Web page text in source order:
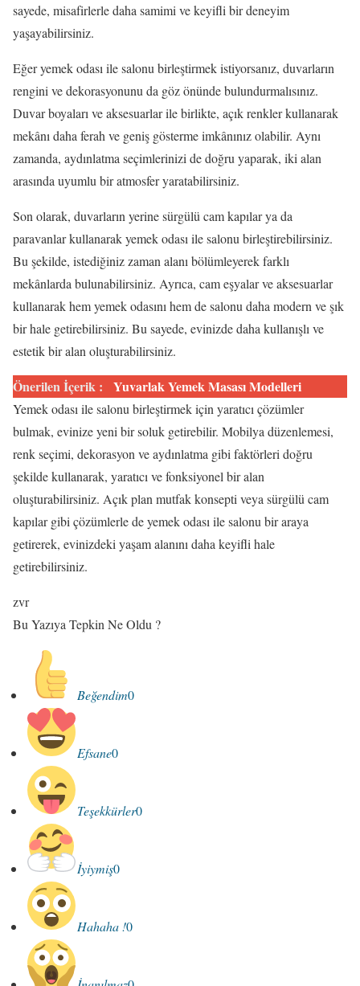
sayede, misafirlerle daha samimi ve keyifli bir deneyim
yaşayabilirsiniz.
Eğer yemek odası ile salonu birleştirmek istiyorsanız, duvarların
rengini ve dekorasyonunu da göz önünde bulundurmalısınız.
Duvar boyaları ve aksesuarlar ile birlikte, açık renkler kullanarak
mekânı daha ferah ve geniş gösterme imkânınız olabilir. Aynı
zamanda, aydınlatma seçimlerinizi de doğru yaparak, iki alan
arasında uyumlu bir atmosfer yaratabilirsiniz.
Son olarak, duvarların yerine sürgülü cam kapılar ya da
paravanlar kullanarak yemek odası ile salonu birleştirebilirsiniz.
Bu şekilde, istediğiniz zaman alanı bölümleyerek farklı
mekânlarda bulunabilirsiniz. Ayrıca, cam eşyalar ve aksesuarlar
kullanarak hem yemek odasını hem de salonu daha modern ve şık
bir hale getirebilirsiniz. Bu sayede, evinizde daha kullanışlı ve
estetik bir alan oluşturabilirsiniz.
Önerilen İçerik : Yuvarlak Yemek Masası Modelleri
Yemek odası ile salonu birleştirmek için yaratıcı çözümler
bulmak, evinize yeni bir soluk getirebilir. Mobilya düzenlemesi,
renk seçimi, dekorasyon ve aydınlatma gibi faktörleri doğru
şekilde kullanarak, yaratıcı ve fonksiyonel bir alan
oluşturabilirsiniz. Açık plan mutfak konsepti veya sürgülü cam
kapılar gibi çözümlerle de yemek odası ile salonu bir araya
getirerek, evinizdeki yaşam alanını daha keyifli hale
getirebilirsiniz.
zvr
Bu Yazıya Tepkin Ne Oldu ?
Beğendim0
Efsane0
Teşekkürler0
İyiymiş0
Hahaha !0